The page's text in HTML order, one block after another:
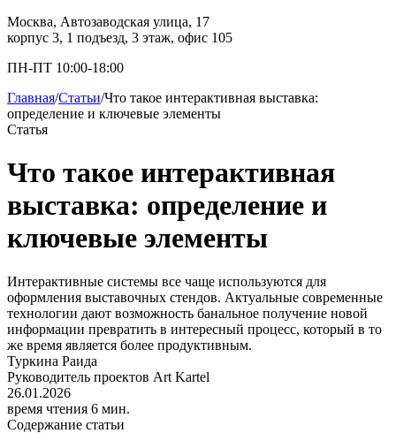
Москва, Автозаводская улица, 17
корпус 3, 1 подъезд, 3 этаж, офис 105
ПН-ПТ 10:00-18:00
Главная/Статьи/Что такое интерактивная выставка:
определение и ключевые элементы
Статья
Что такое интерактивная
выставка: определение и
ключевые элементы
Интерактивные системы все чаще используются для
оформления выставочных стендов. Актуальные современные
технологии дают возможность банальное получение новой
информации превратить в интересный процесс, который в то
же время является более продуктивным.
Туркина Раида
Руководитель проектов Art Kartel
26.01.2026
время чтения 6 мин.
Содержание статьи